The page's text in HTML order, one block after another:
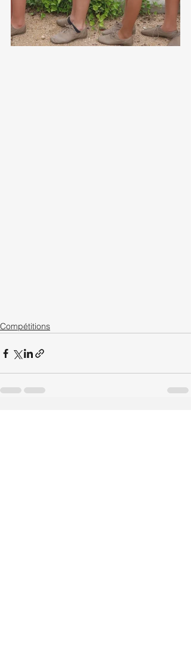
Compétitions